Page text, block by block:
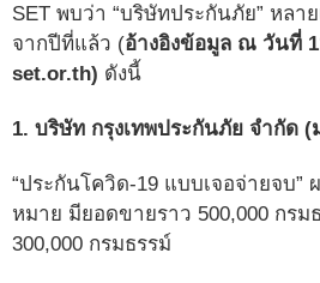
SET พบว่า “บริษัทประกันภัย” หลา
จากปีที่แล้ว (อ้างอิงข้อมูล ณ วันที่
set.or.th) ดังนี้
1. บริษัท กรุงเทพประกันภัย จำกัด
“ประกันโควิด-19 แบบเจอจ่ายจบ”
หมาย มียอดขายราว 500,000 กรม
300,000 กรมธรรม์